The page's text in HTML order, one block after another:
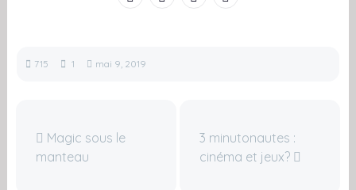
715 1 mai 9, 2019
Magic sous le
manteau
3 minutonautes :
cinéma et jeux?